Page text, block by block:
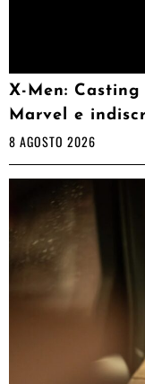
X-Men:
Marvel e
8 AGOSTO 2026